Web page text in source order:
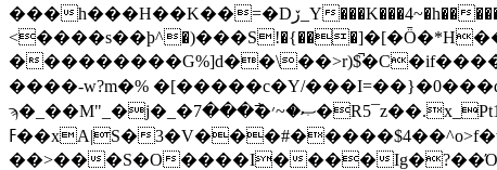
���h���H��K��=�Dڒ_Y���K���4~�h��������Ǘ�J��s�!��9p�s�;m-+؃�?�sq$��_Tԕ�6�M oc�Gz.s��|#��#�cWaP u�܋[_��5�(�)#
�
����-w?m�% �[�����c�Y/���I=��}�
ϡ�_��M"_�j�_�ޞ�~׳�߯���7�R5¯z��.x_Pt1�8���孁
ߓ��xА|S�3�V���#�����$4��^o>f�t��*U��ڻk>��w�̼(o5<��6����o��}���������+:����>��?�?�?�./�?
��>���S�O����I����